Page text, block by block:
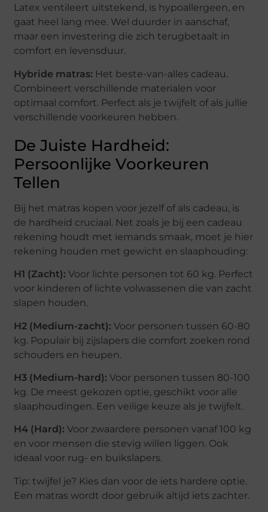
Latex ventileert uitstekend, is hypoallergeen, en
gaat heel lang mee. Wel duurder in aanschaf,
maar een investering die zich terugbetaalt in
comfort en levensduur.
Hybride matras: Het beste-van-alles cadeau.
Combineert verschillende materialen voor
optimaal comfort. Perfect als je twijfelt of als jullie
verschillende voorkeuren hebben.
De Juiste Hardheid:
Persoonlijke Voorkeuren
Tellen
Bij het matras kopen voor jezelf of als cadeau, is
de hardheid cruciaal. Net zoals je bij een cadeau
rekening houdt met iemands smaak, moet je hier
rekening houden met gewicht en slaaphouding:
H1 (Zacht): Voor lichte personen tot 60 kg. Perfect
voor kinderen of lichte volwassenen die van zacht
slapen houden.
H2 (Medium-zacht): Voor personen tussen 60-80
kg. Populair bij zijslapers die comfort zoeken rond
schouders en heupen.
H3 (Medium-hard): Voor personen tussen 80-100
kg. De meest gekozen optie, geschikt voor alle
slaaphoudingen. Een veilige keuze als je twijfelt.
H4 (Hard): Voor zwaardere personen vanaf 100 kg
en voor mensen die stevig willen liggen. Ook
ideaal voor rug- en buikslapers.
Tip: twijfel je? Kies dan voor de iets hardere optie.
Een matras wordt door gebruik altijd iets zachter.